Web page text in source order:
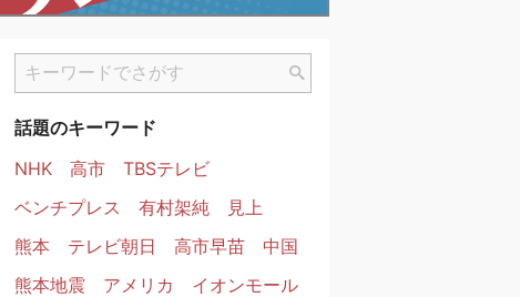
話題のキーワード
NHK
高市
TBSテレビ
ベンチプレス
有村架純
見上
熊本
テレビ朝日 高市早苗
中国
熊本地震
アメリカ
イオンモール